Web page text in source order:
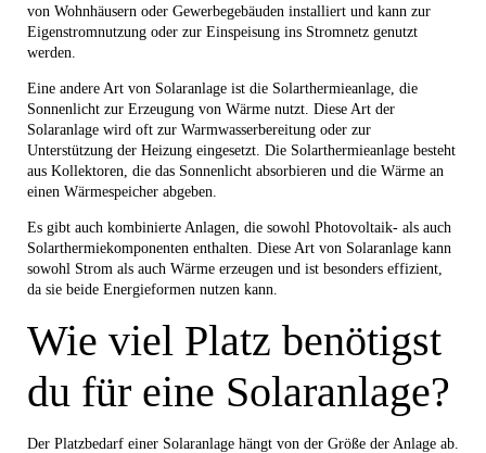
von Wohnhäusern oder Gewerbegebäuden installiert und kann zur
Eigenstromnutzung oder zur Einspeisung ins Stromnetz genutzt
werden.
Eine andere Art von Solaranlage ist die Solarthermieanlage, die
Sonnenlicht zur Erzeugung von Wärme nutzt. Diese Art der
Solaranlage wird oft zur Warmwasserbereitung oder zur
Unterstützung der Heizung eingesetzt. Die Solarthermieanlage besteht
aus Kollektoren, die das Sonnenlicht absorbieren und die Wärme an
einen Wärmespeicher abgeben.
Es gibt auch kombinierte Anlagen, die sowohl Photovoltaik- als auch
Solarthermiekomponenten enthalten. Diese Art von Solaranlage kann
sowohl Strom als auch Wärme erzeugen und ist besonders effizient,
da sie beide Energieformen nutzen kann.
Wie viel Platz benötigst
du für eine Solaranlage?
Der Platzbedarf einer Solaranlage hängt von der Größe der Anlage ab.